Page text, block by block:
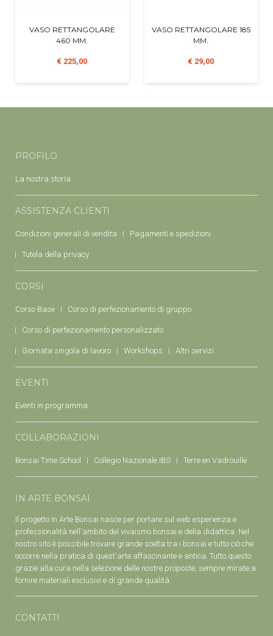
VASO RETTANGOLARE
460 MM.
€ 225,00
VASO RETTANGOLARE 185
MM.
€ 29,00
PROFILO
La nostra storia
ASSISTENZA CLIENTI
Condizioni generali di vendita Pagamenti e spedizioni
Tutela della privacy
CORSI
Corso Base Corso di perfezionamento di gruppo
Corso di perfezionamento personalizzato
Giornata singola di lavoro Workshops Altri servizi
EVENTI
Eventi in programma
COLLABORAZIONI
Bonsai Time School Collegio Nazionale IBS Terre en Vadrouille
IN ARTE BONSAI
Il progetto In Arte Bonsai nasce per portare sul web esperienza e
professionalità nell'ambito del vivaismo bonsai e della didattica. Nel
nostro sito è possibile trovare grande scelta tra i bonsai e tutto ciò che
occorre nella pratica di quest'arte affascinante e antica. Tutto questo
grazie alla cura nella selezione delle nostre proposte, sempre mirate a
fornire materiali esclusivi e di grande qualità.
CONTATTI